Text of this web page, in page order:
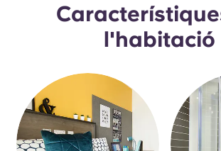
l'habitació